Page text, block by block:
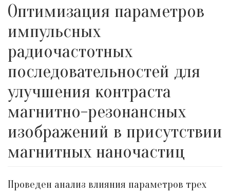
Оптимизация параметров
импульсных
радиочастотных
последовательностей для
улучшения контраста
магнитно-резонансных
изображений в присутствии
магнитных наночастиц
Проведен анализ влияния параметров трех